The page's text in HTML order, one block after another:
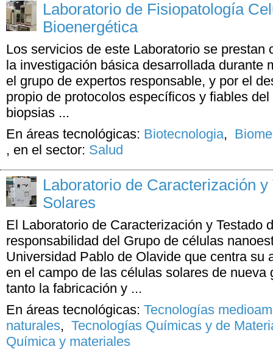
Laboratorio de Fisiopatología
Bioenergética
Los servicios de este Laboratorio se prestan
la investigación básica desarrollada durante
el grupo de expertos responsable, y por el
propio de protocolos específicos y fiables
biopsias ...
En áreas tecnológicas: Biotecnologia,
, en el sector: Salud
Laboratorio de Caracterización
Solares
El Laboratorio de Caracterización y Testado
responsabilidad del Grupo de células
Universidad Pablo de Olavide que centra su
en el campo de las células solares de nueva
tanto la fabricación y ...
En áreas tecnológicas: Tecnologías
naturales, Tecnologías Químicas y de
Química y materiales